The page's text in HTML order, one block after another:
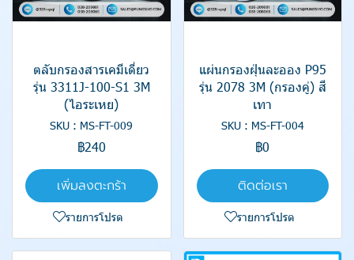
ตลับกรองสารเคมีเดี่ยว
รุ่น 3311J-100-S1 3M
(ไอระเหย)
SKU : MS-FT-009
฿240
เพิ่มลงตะกร้า
รายการโปรด
แผ่นกรองฝุ่นละออง P95
รุ่น 2078 3M (กรองคู่) สี
เทา
SKU : MS-FT-004
฿0
ติดต่อเรา
รายการโปรด